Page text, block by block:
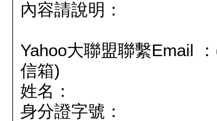
內容請說明：
Yahoo大聯盟聯繫Email
信箱)
姓名：
身分證字號：